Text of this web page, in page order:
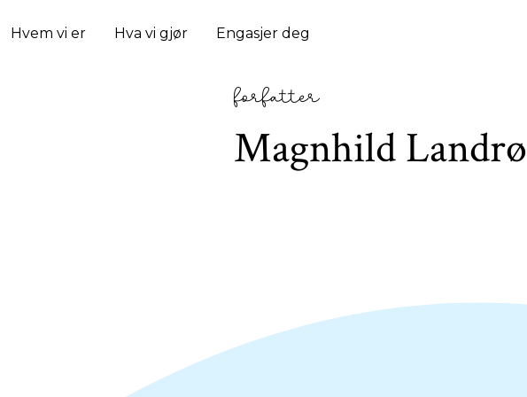
Hvem vi er Hva vi gjør Engasjer deg
forfatter
Magnhild Landrø